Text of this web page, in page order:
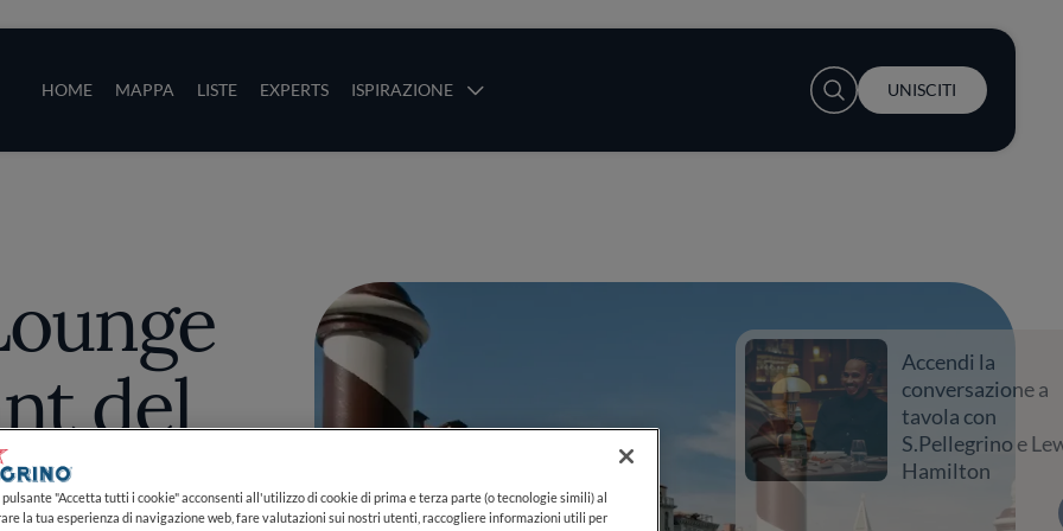
HOME MAPPA LISTE EXPERTS ISPIRAZIONE
User account menu
UNISCITI
del
Accendi la
conversazione a
tavola con
S.Pellegrino e Lewis
Hamilton
"Accetta tutti i cookie" acconsenti all'utilizzo di cookie di prima e terza parte (o tecnologie simili) al
la tua esperienza di navigazione web, fare valutazioni sui nostri utenti, raccogliere informazioni utili per